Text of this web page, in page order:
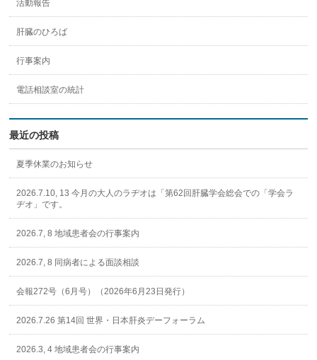
活動報告
肝臓のひろば
行事案内
電話相談室の統計
最近の投稿
夏季休業のお知らせ
2026.7.10, 13 今月の大人のラヂオは「第62回肝臓学会総会での「学会ラ
ヂオ」です。
2026.7, 8 地域患者会の行事案内
2026.7, 8 同病者による面談相談
会報272号（6月号）（2026年6月23日発行）
2026.7.26 第14回 世界・日本肝炎デーフォーラム
2026.3, 4 地域患者会の行事案内